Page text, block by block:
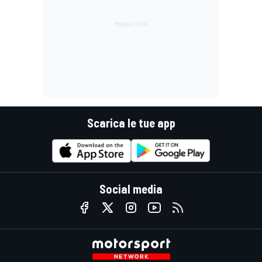
Scarica le tue app
Social media